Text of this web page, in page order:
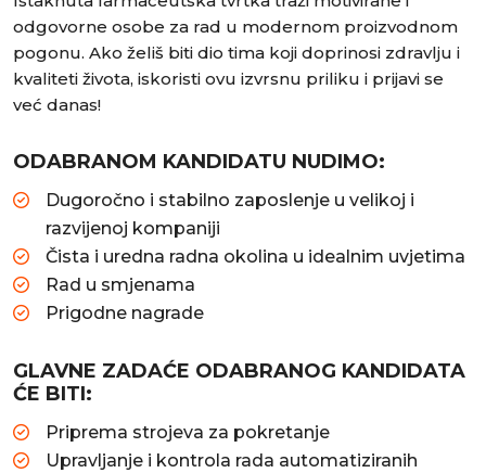
odgovorne osobe za rad u modernom proizvodnom
pogonu. Ako želiš biti dio tima koji doprinosi zdravlju i
kvaliteti života, iskoristi ovu izvrsnu priliku i prijavi se
već danas!
ODABRANOM KANDIDATU NUDIMO:
Dugoročno i stabilno zaposlenje u velikoj i
razvijenoj kompaniji
Čista i uredna radna okolina u idealnim uvjetima
Rad u smjenama
Prigodne nagrade
GLAVNE ZADAĆE ODABRANOG KANDIDATA
ĆE BITI:
Priprema strojeva za pokretanje
Upravljanje i kontrola rada automatiziranih